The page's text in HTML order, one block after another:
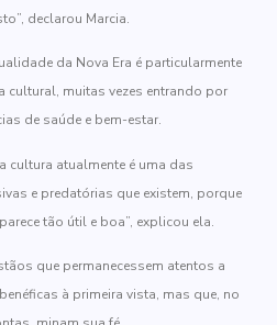
declarou Marcia.
da Nova Era é particularmente
cultural, muitas vezes entrando por
de saúde e bem-estar.
cultura atualmente é uma das
e predatórias que existem, porque
tão útil e boa”, explicou ela.
que permanecessem atentos a
à primeira vista, mas que, no